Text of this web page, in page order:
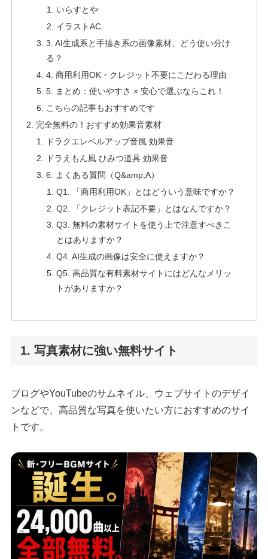
いらすとや
イラストAC
3. AI生成系と手描き系の画像素材、どう使い分け
る？
4. 商用利用OK・クレジット不要にこだわる理由
5. まとめ：使いやすさ × 安心で選ぶならこれ！
こちらの記事もおすすめです
完全無料の！おすすめ効果音素材
ドラクエレベルアップ音風 効果音
ドラえもん風 ひみつ道具 効果音
6. よくある質問（Q&amp;A）
Q1. 「商用利用OK」とはどういう意味ですか？
Q2. 「クレジット表記不要」とはなんですか？
Q3. 無料の素材サイトを使う上で注意すべきこ
とはありますか？
Q4. AI生成の画像は安全に使えますか？
Q5. 高品質な有料素材サイトにはどんなメリッ
トがありますか？
1. 写真素材に強い無料サイト
ブログやYouTubeのサムネイル、ウェブサイトのデザイ
ンなどで、高品質な写真を使いたい方におすすめのサイ
トです。